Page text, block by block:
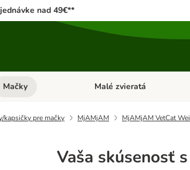
nad 49€**
menu: Psy
Mačky Otvoriť menu: Mačky
Malé zvieratá
kapsičky pre mačky MjAMjAM MjAMjAM VetCat
Vaša skúsenosť